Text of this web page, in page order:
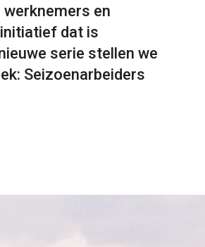
en
dat is
serie stellen we
Seizoenarbeiders